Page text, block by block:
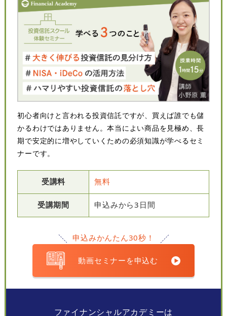
初心者向けと言われる投資信託ですが、買えば誰でも儲
かるわけではありません。本当によい商品を見極め、長
期で安定的に増やしていくための必須知識が学べるセミ
ナーです。
受講料 無料
受講期間 申込みから3日間
申込みかんたん30秒！
動画セミナーを申込む
ファイナンシャルアカデミーは